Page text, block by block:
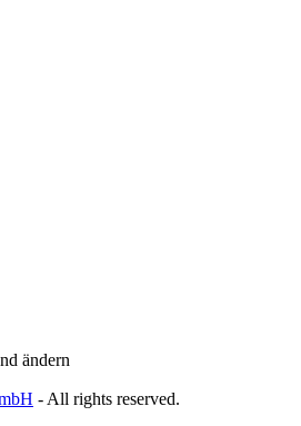
ändern
- All rights reserved.